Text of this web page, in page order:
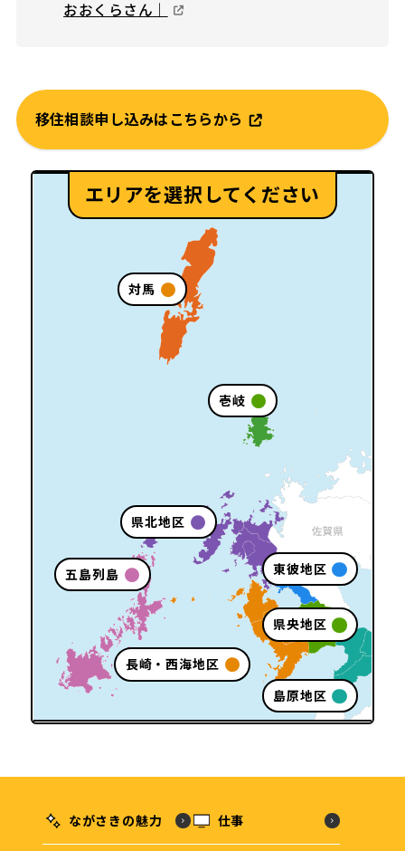
おおくらさん｜
移住相談申し込みはこちらから
エリアを選択してください
対馬
壱岐
県北地区
五島列島 東彼地区
県央地区
長崎・西海地区
島原地区
ながさきの魅力 仕事